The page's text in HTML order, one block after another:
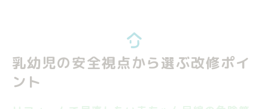
乳幼児の安全視点から選ぶ改修ポイ
ント